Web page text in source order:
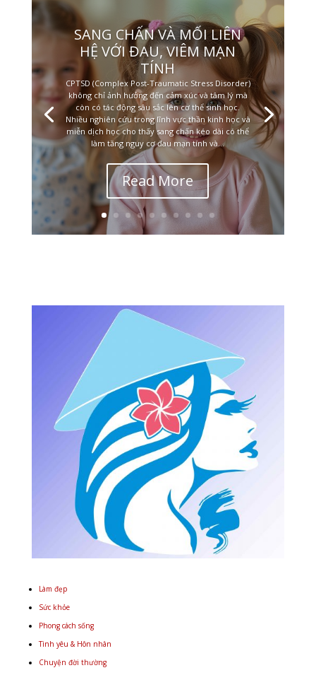
SANG CHẤN VÀ MỐI LIÊN
HỆ VỚI ĐAU, VIÊM MẠN
TÍNH
CPTSD (Complex Post-Traumatic Stress Disorder)
không chỉ ảnh hưởng đến cảm xúc và tâm lý mà
còn có tác động sâu sắc lên cơ thể sinh học.
Nhiều nghiên cứu trong lĩnh vực thần kinh học và
miễn dịch học cho thấy sang chấn kéo dài có thể
làm tăng nguy cơ đau mạn tính và...
Read More
Làm đẹp
Sức khỏe
Phong cách sống
Tình yêu & Hôn nhân
Chuyện đời thường